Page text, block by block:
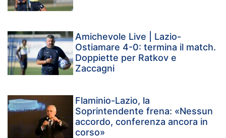
Amichevole Live | Lazio-
Ostiamare 4-0: termina il match.
Doppiette per Ratkov e
Zaccagni
Flaminio-Lazio, la
Soprintendente frena: «Nessun
accordo, conferenza ancora in
corso»